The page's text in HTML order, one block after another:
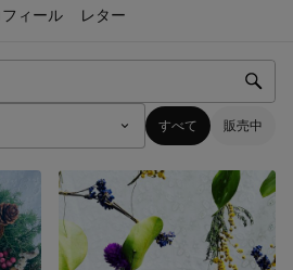
ィール レター
すべて 販売中